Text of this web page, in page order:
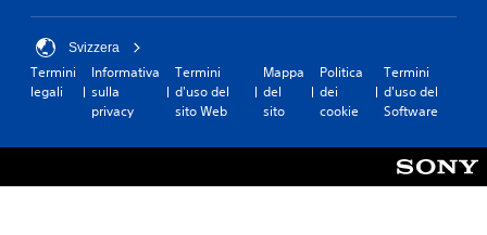
Svizzera
Termini
legali
Informativa
sulla
privacy
Termini
d'uso del
sito Web
Mappa
del
sito
Politica
dei
cookie
Termini
d'uso del
Software